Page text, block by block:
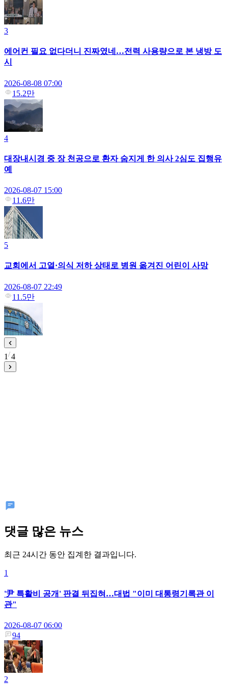
3
에어컨 필요 없다더니 진짜였네…전력 사용량으로 본 냉방 도
시
2026-08-08 07:00
15.2만
4
대장내시경 중 장 천공으로 환자 숨지게 한 의사 2심도 집행유
예
2026-08-07 15:00
11.6만
5
교회에서 고열·의식 저하 상태로 병원 옮겨진 어린이 사망
2026-08-07 22:49
11.5만
1 4
댓글 많은 뉴스
최근 24시간 동안 집계한 결과입니다.
1
'尹 특활비 공개' 판결 뒤집혀…대법 "이미 대통령기록관 이
관"
2026-08-07 06:00
94
2